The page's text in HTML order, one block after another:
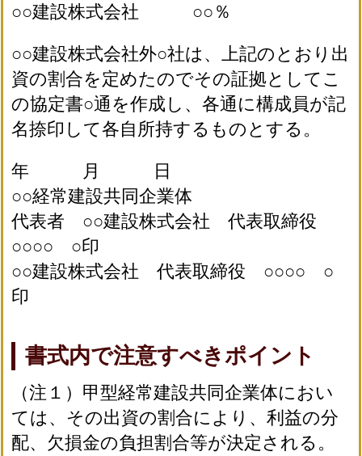
○○建設株式会社 ○○％
○○建設株式会社外○社は、上記のとおり出
資の割合を定めたのでその証拠としてこ
の協定書○通を作成し、各通に構成員が記
名捺印して各自所持するものとする。
年 月 日
○○経常建設共同企業体
代表者 ○○建設株式会社 代表取締役
○○○○ ○印
○○建設株式会社 代表取締役 ○○○○ ○
印
書式内で注意すべきポイント
（注１）甲型経常建設共同企業体におい
ては、その出資の割合により、利益の分
配、欠損金の負担割合等が決定される。